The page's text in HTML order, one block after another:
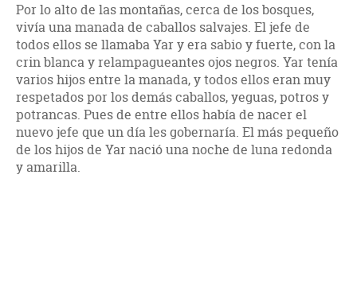
Por lo alto de las montañas, cerca de los bosques,
vivía una manada de caballos salvajes. El jefe de
todos ellos se llamaba Yar y era sabio y fuerte, con la
crin blanca y relampagueantes ojos negros. Yar tenía
varios hijos entre la manada, y todos ellos eran muy
respetados por los demás caballos, yeguas, potros y
potrancas. Pues de entre ellos había de nacer el
nuevo jefe que un día les gobernaría. El más pequeño
de los hijos de Yar nació una noche de luna redonda
y amarilla.